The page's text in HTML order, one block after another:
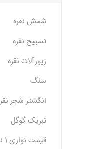
شمش نقره
تسبیح نقره
زیورآلات نقره
سنگ
انگشتر شجر
تبریک گوگل
قیمت نواری 1 نقره امروز